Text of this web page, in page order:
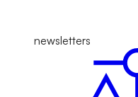
newsletters